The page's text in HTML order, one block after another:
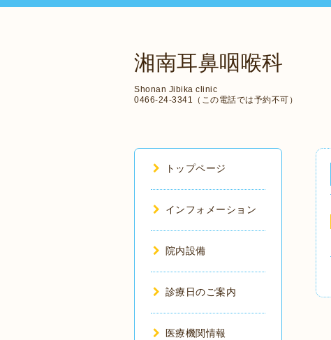
湘南耳鼻咽喉科
Shonan Jibika clinic
0466-24-3341（この電話では予約不可）
トップページ
インフォメーション
院内設備
診療日のご案内
医療機関情報